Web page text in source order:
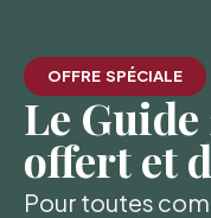
OFFRE SPÉCIALE
Le
offert et
Pour toutes